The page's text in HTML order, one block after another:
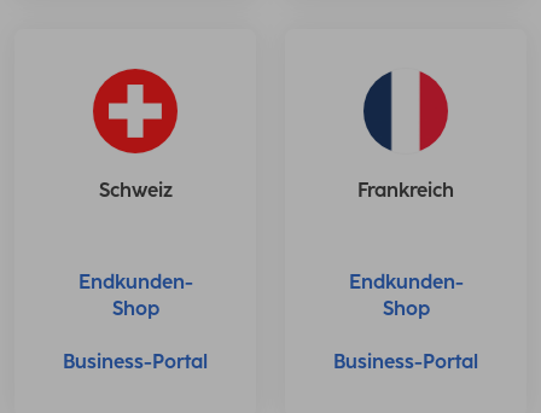
Schweiz
Endkunden-
Shop
Business-Portal
Frankreich
Endkunden-
Shop
Business-Portal